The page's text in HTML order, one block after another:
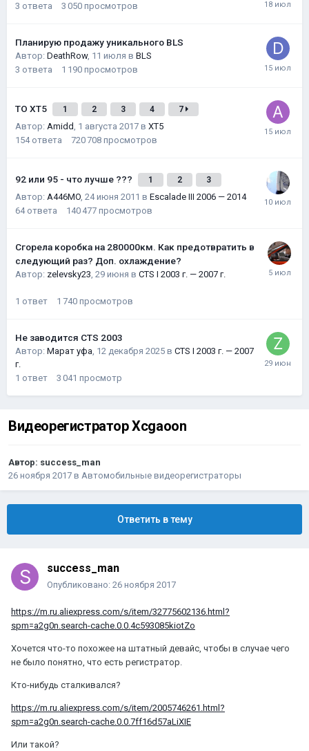
3 ответа 3 050 просмотров
Планирую продажу уникального BLS
Автор: DeathRow, 11 июля в BLS
3 ответа 1 190 просмотров
ТО XT5 1 2 3 4 7
Автор: Amidd, 1 августа 2017 в XT5
154 ответа 720 708 просмотров
92 или 95 - что лучше ??? 1 2 3
Автор: A446MO, 24 июня 2011 в Escalade III 2006 — 2014
64 ответа 140 477 просмотров
Сгорела коробка на 280000км. Как предотвратить в
следующий раз? Доп. охлаждение?
Автор: zelevsky23, 29 июня в CTS I 2003 г. — 2007 г.
1 ответ 1 740 просмотров
Не заводится CTS 2003
Автор: Марат уфа, 12 декабря 2025 в CTS I 2003 г. — 2007
г.
1 ответ 3 041 просмотр
Видеорегистратор Xcgaoon
Автор: success_man
26 ноября 2017 в Автомобильные видеорегистраторы
Ответить в тему
success_man
Опубликовано: 26 ноября 2017
https://m.ru.aliexpress.com/s/item/32775602136.html?
spm=a2g0n.search-cache.0.0.4c593085kiotZo
Хочется что-то похожее на штатный девайс, чтобы в случае чего
не было понятно, что есть регистратор.
Кто-нибудь сталкивался?
https://m.ru.aliexpress.com/s/item/2005746261.html?
spm=a2g0n.search-cache.0.0.7ff16d57aLiXIE
Или такой?